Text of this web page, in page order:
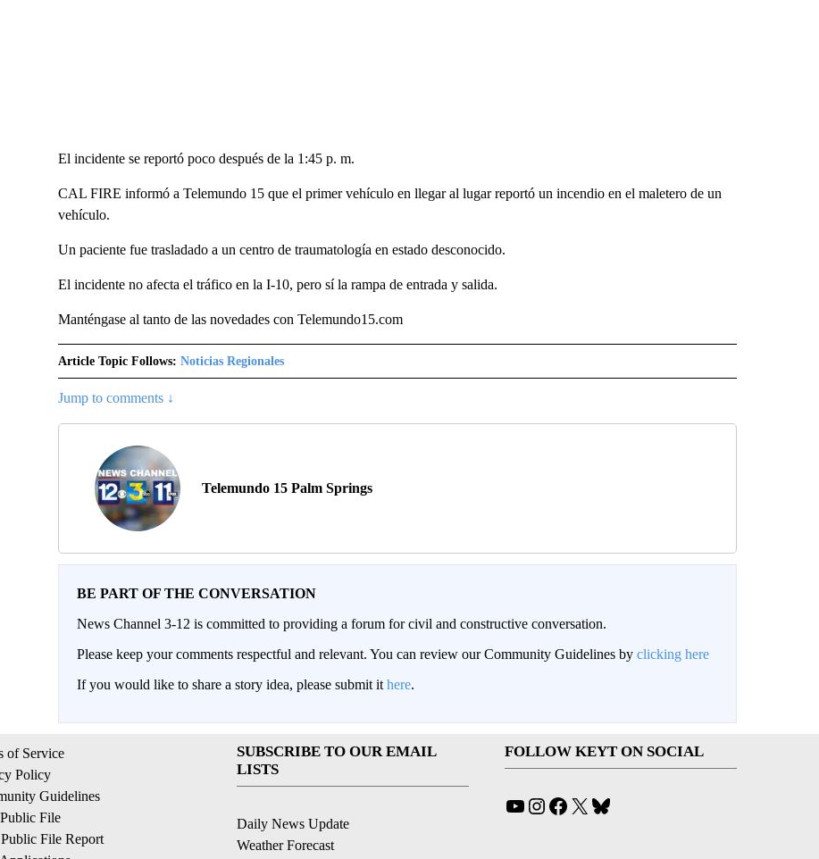
El incidente se reportó poco después de la 1:45 p. m.
CAL FIRE informó a Telemundo 15 que el primer vehículo en llegar al lugar reportó un incendio en el maletero de un
vehículo.
Un paciente fue trasladado a un centro de traumatología en estado desconocido.
El incidente no afecta el tráfico en la I-10, pero sí la rampa de entrada y salida.
Manténgase al tanto de las novedades con Telemundo15.com
Article Topic Follows: Noticias Regionales
Jump to comments ↓
Telemundo 15 Palm Springs
BE PART OF THE CONVERSATION
News Channel 3-12 is committed to providing a forum for civil and constructive conversation.
Please keep your comments respectful and relevant. You can review our Community Guidelines by clicking here
If you would like to share a story idea, please submit it here.
of Service
Policy
Guidelines
File
File Report
SUBSCRIBE TO OUR EMAIL
LISTS
Daily News Update
Weather Forecast
FOLLOW KEYT ON SOCIAL
YouTube
Instagram
Facebook
X